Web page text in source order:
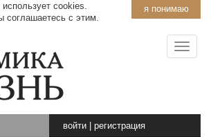
я понимаю
cookies.
соглашаетесь с этим.
войти регистрация